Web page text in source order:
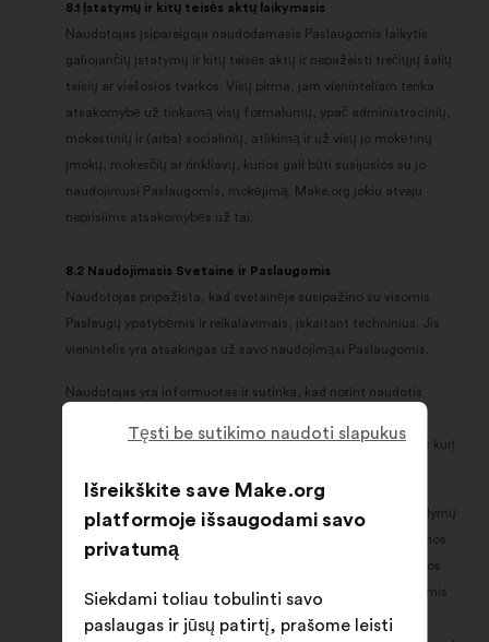
8.1 Įstatymų ir kitų teisės aktų laikymasis
Naudotojas įsipareigoja naudodamasis Paslaugomis laikytis
galiojančių įstatymų ir kitų teisės aktų ir nepažeisti trečiųjų šalių
teisių ar viešosios tvarkos. Visų pirma, jam vieninteliam tenka
atsakomybė už tinkamą visų formalumų, ypač administracinių,
mokestinių ir (arba) socialinių, atlikimą ir už visų jo mokėtinų
įmokų, mokesčių ar rinkliavų, kurios gali būti susijusios su jo
naudojimusi Paslaugomis, mokėjimą. Make.org jokiu atveju
neprisiims atsakomybės už tai.
8.2 Naudojimasis Svetaine ir Paslaugomis
Naudotojas pripažįsta, kad svetainėje susipažino su visomis
Paslaugų ypatybėmis ir reikalavimais, įskaitant techninius. Jis
vienintelis yra atsakingas už savo naudojimąsi Paslaugomis.
Naudotojas yra informuotas ir sutinka, kad norint naudotis
Paslaugų kokybė tiesiogiai priklauso nuo šio prisijungimo, už kurį
Naudotojas įsipareigoja neskelbti reklaminio pobūdžio pasiūlymų
ar pasiūlymų, kuriuose būtų reklamuojamos už atlygį teikiamos
paslaugos. Naudotojas įsipareigoja neskelbti nerimtų ar temos
neatitinkančių pasiūlymų. Naudotojas įsipareigoja Paslaugomis
naudotis griežtai asmeniškai. Taigi, jis įsipareigoja niekaip
Tęsti be sutikimo naudoti slapukus
Išreikškite save Make.org
platformoje išsaugodami savo
privatumą
Siekdami toliau tobulinti savo
paslaugas ir jūsų patirtį, prašome leisti